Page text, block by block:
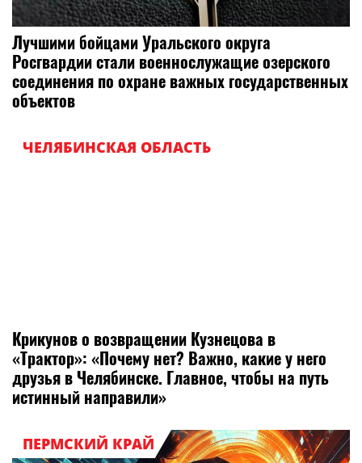
Лучшими бойцами Уральского округа
Росгвардии стали военнослужащие озерского
соединения по охране важных государственных
объектов
ЧЕЛЯБИНСКАЯ ОБЛАСТЬ
Крикунов о возвращении Кузнецова в
«Трактор»: «Почему нет? Важно, какие у него
друзья в Челябинске. Главное, чтобы на путь
истинный направили»
ПЕРМСКИЙ КРАЙ